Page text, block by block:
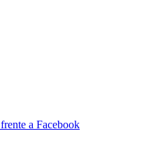
a Facebook